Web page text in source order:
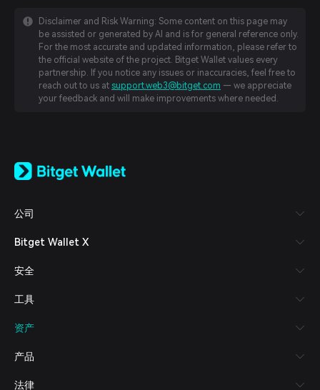
Disclaimer and Risk Warning: Some content on this page may
be assisted or generated by AI and is for general reference only.
For the most accurate and updated information, please refer to
the official website of the project. Bitget Wallet values every
partnership. If you notice any issues or inaccuracies, feel free to
reach out to us at support.web3@bitget.com — we appreciate
your feedback and will make improvements where needed.
日本語
Español (Latinoamérica)
Italiano
Deutsch
繁體中文
Bahasa Indonesia
ภาษาไทย
العربية
हिन्दी
公司
Bitget Wallet X
安全
工具
资产
产品
法律